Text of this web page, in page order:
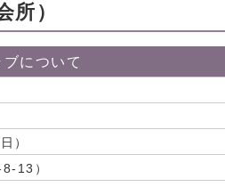
）
について
）
13）